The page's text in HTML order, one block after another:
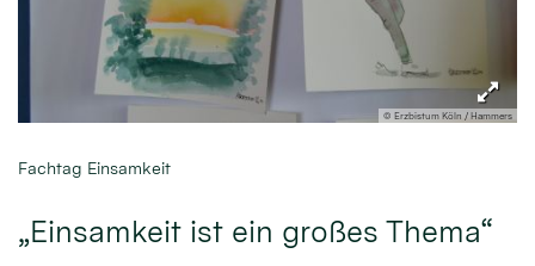
© Erzbistum Köln / Hammers
Fachtag Einsamkeit
„Einsamkeit ist ein großes Thema“